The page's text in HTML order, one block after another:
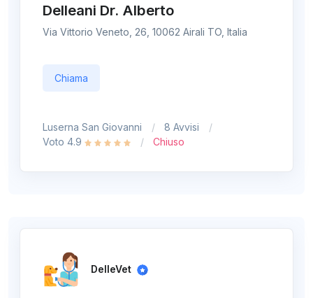
Delleani Dr. Alberto
Via Vittorio Veneto, 26, 10062 Airali TO, Italia
Chiama
Luserna San Giovanni
8 Avvisi
Voto 4.9
Chiuso
DelleVet